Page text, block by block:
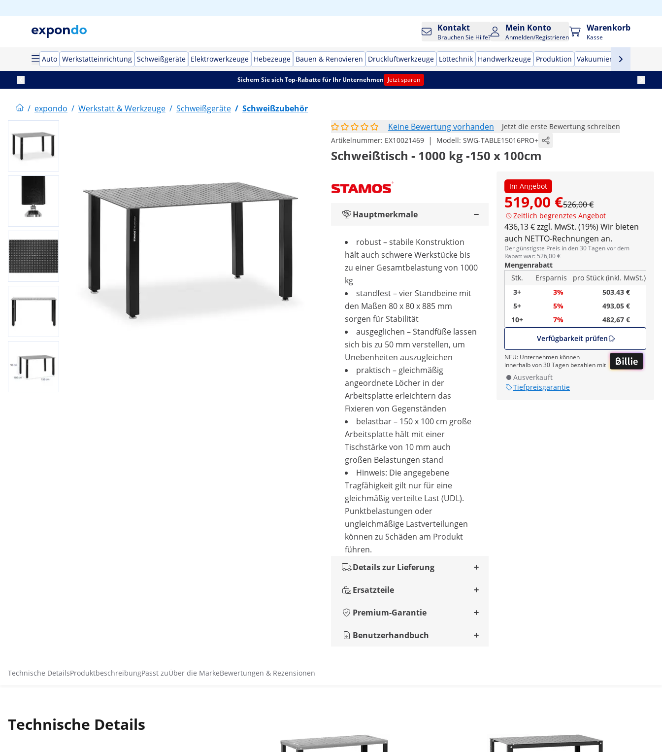
Kontakt
Brauchen Sie Hilfe?
Mein Konto
Anmelden/Registrieren
Warenkorb
Kasse
Auto Werkstatteinrichtung Schweißgeräte Elektrowerkzeuge Hebezeuge Bauen & Renovieren Druckluftwerkzeuge Löttechnik Handwerkzeuge Produktion Vakuumierer
Sichern Sie sich Top-Rabatte für Ihr Unternehmen Jetzt sparen
/ expondo / Werkstatt & Werkzeuge / Schweißgeräte / Schweißzubehör
Keine Bewertung vorhanden
Jetzt die erste Bewertung schreiben
Artikelnummer: EX10021469 | Modell: SWG-TABLE15016PRO+
Schweißtisch - 1000 kg -150 x 100cm
Im Angebot
519,00 €526,00 €
Zeitlich begrenztes Angebot
436,13 € zzgl. MwSt. (19%) Wir bieten
auch NETTO-Rechnungen an.
Der günstigste Preis in den 30 Tagen vor dem
Rabatt war: 526,00 €
Mengenrabatt
Stk.
Ersparnis
pro Stück (inkl. MwSt.)
3+
3%
503,43 €
5+
5%
493,05 €
10+
7%
482,67 €
Verfügbarkeit prüfen
NEU: Unternehmen können
innerhalb von 30 Tagen bezahlen mit
Ausverkauft
Tiefpreisgarantie
Hauptmerkmale
robust – stabile Konstruktion
hält auch schwere Werkstücke bis
zu einer Gesamtbelastung von 1000
kg
standfest – vier Standbeine mit
den Maßen 80 x 80 x 885 mm
sorgen für Stabilität
ausgeglichen – Standfüße lassen
sich bis zu 50 mm verstellen, um
Unebenheiten auszugleichen
praktisch – gleichmäßig
angeordnete Löcher in der
Arbeitsplatte erleichtern das
Fixieren von Gegenständen
belastbar – 150 x 100 cm große
Arbeitsplatte hält mit einer
Tischstärke von 10 mm auch
großen Belastungen stand
Hinweis: Die angegebene
Tragfähigkeit gilt nur für eine
gleichmäßig verteilte Last (UDL).
Punktbelastungen oder
ungleichmäßige Lastverteilungen
können zu Schäden am Produkt
führen.
Details zur Lieferung
Ersatzteile
Premium-Garantie
Benutzerhandbuch
Technische DetailsProduktbeschreibungPasst zuÜber die MarkeBewertungen & Rezensionen
Technische Details